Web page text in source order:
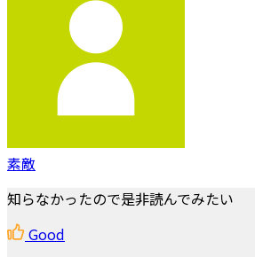
素敵
知らなかったので是非読んでみたい
Good